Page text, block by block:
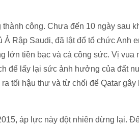
công. Chưa đến 10 ngày sau
Rập Saudi, đã lật đổ tổ chức Anh
lớn tiền bạc và cả công sức. Vị vua
để lấy lại sức ảnh hưởng của đất
tối hậu thư và từ chối để Qatar gây
áp lực này đột nhiên dừng lại.